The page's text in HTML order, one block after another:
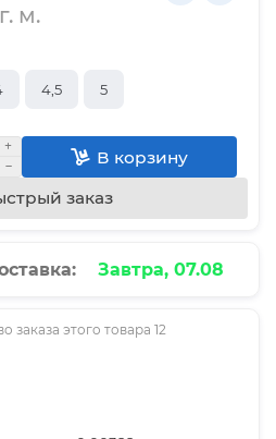
м.
4,5 5
В корзину
заказ
Завтра, 07.08
заказа этого товара 12